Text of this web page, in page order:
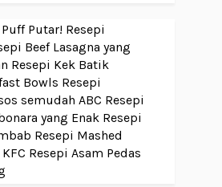
Putar! Resepi
Beef Lasagna yang
Resepi Kek Batik
Bowls Resepi
semudah ABC Resepi
yang Enak Resepi
Resepi Mashed
Resepi Asam Pedas